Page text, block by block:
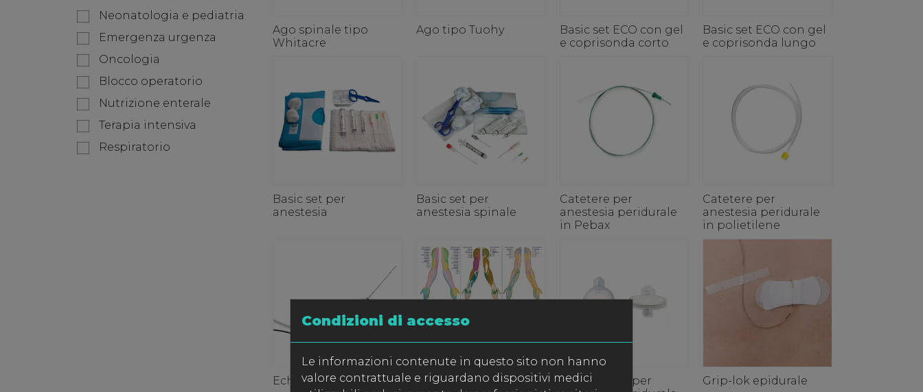
Condizioni di accesso
Le informazioni contenute in questo sito non hanno
valore contrattuale e riguardano dispositivi medici
Ago spinale tipo
Whitacre
Ago tipo Tuohy
Basic set ECO con gel
e coprisonda corto
Basic set ECO con gel
e coprisonda lungo
Basic set per
anestesia
Basic set per
anestesia spinale
Catetere per
anestesia peridurale
in Pebax
Catetere per
anestesia peridurale
in polietilene
Echoplex+
FAQ blocchi periferici
Filtro piatto per
Grip-lok epidurale
Neonatologia e pediatria
Emergenza urgenza
Oncologia
Blocco operatorio
Nutrizione enterale
Terapia intensiva
Respiratorio